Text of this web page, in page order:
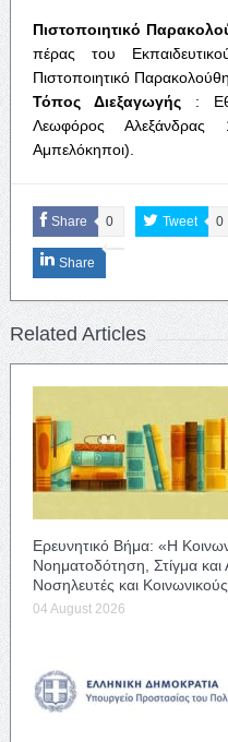
Πιστοποιητικό
πέρας του
Πιστοποιητικό
Τόπος Διεξαγωγής:
Λεωφόρος
Αμπελόκηποι).
Share 0 Tweet 0
Share
Related Articles
Ερευνητικό Βήμα: «Η
Νοηματοδότηση, Στίγμα
Νοσηλευτές και
04 August 2026